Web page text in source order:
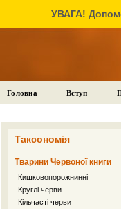
УВАГА!
Головна Вступ
Таксономія
Тварини Червоної книги
Кишковопорожнинні
Круглі черви
Кільчасті черви